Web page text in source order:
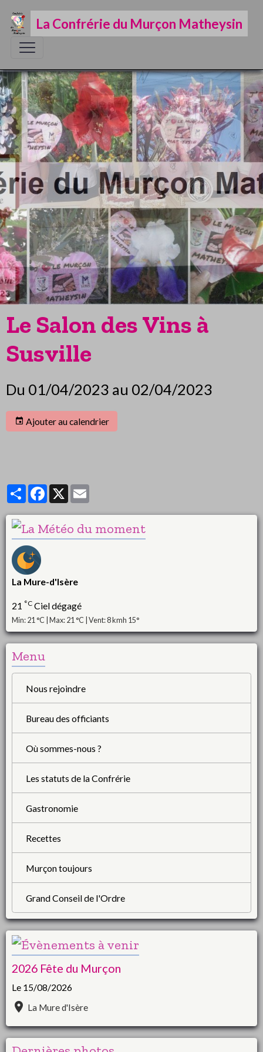
La Confrérie du Murçon Matheysin
Le Salon des Vins à
Susville
Du 01/04/2023 au 02/04/2023
Ajouter au calendrier
PartagerFacebook
X
La Mure-d'Isère
21 °C Ciel dégagé
Min: 21 °C | Max: 21 °C | Vent: 8 kmh 15°
Menu
Nous rejoindre
Bureau des officiants
Où sommes-nous ?
Les statuts de la Confrérie
Gastronomie
Recettes
Murçon toujours
Grand Conseil de l'Ordre
2026 Fête du Murçon
Le 15/08/2026
La Mure d'Isère